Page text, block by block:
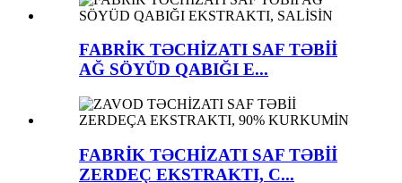
FABRİK TƏCHİZATI SAF TƏBİİ
AĞ SÖYÜD QABIĞI E...
FABRİK TƏCHİZATI SAF TƏBİİ
ZERDEÇ EKSTRAKTI, C...